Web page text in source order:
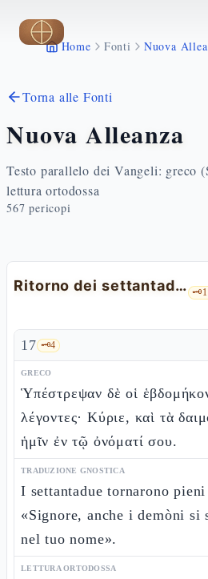
Vai al contenuto principale
Home Fonti Nuova
Torna alle Fonti
Nuova Alleanza
Testo parallelo dei Vangeli: greco
lettura ortodossa
567 pericopi
Ritorno dei settantadue 🗝️
17 🗝️4
GRECO
Ὑπέστρεψαν δὲ οἱ
λέγοντες· Κύριε, καὶ τὰ
ἡμῖν ἐν τῷ ὀνόματί σου.
TRADUZIONE GNOSTICA
I settantadue tornarono
«Signore, anche i demòni si
nel tuo nome».
LETTURA ORTODOSSA